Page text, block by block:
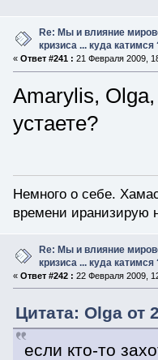
Re: Мы и влияние
кризиса ... куда катимся
« Ответ #241 : 21 Февраля 2009,
Аmarylis, Olga,
устаете?
Немного о себе.
времени иранизирую
Re: Мы и влияние
кризиса ... куда катимся
« Ответ #242 : 22 Февраля 2009,
Цитата: Olga от
если кто-то